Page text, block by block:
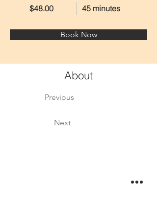
$48.00 45 minutes
Book Now
About
Previous
Next